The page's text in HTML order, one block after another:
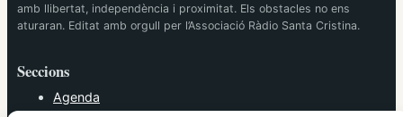
amb llibertat, independència i proximitat. Els obstacles no ens
aturaran. Editat amb orgull per l’Associació Ràdio Santa Cristina.
Seccions
Agenda